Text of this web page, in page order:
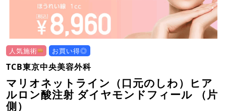
人気施術 お買い得◎
TCB東京中央美容外科
マリオネットライン（口元のしわ）ヒア
ルロン酸注射 ダイヤモンドフィール （片
側）